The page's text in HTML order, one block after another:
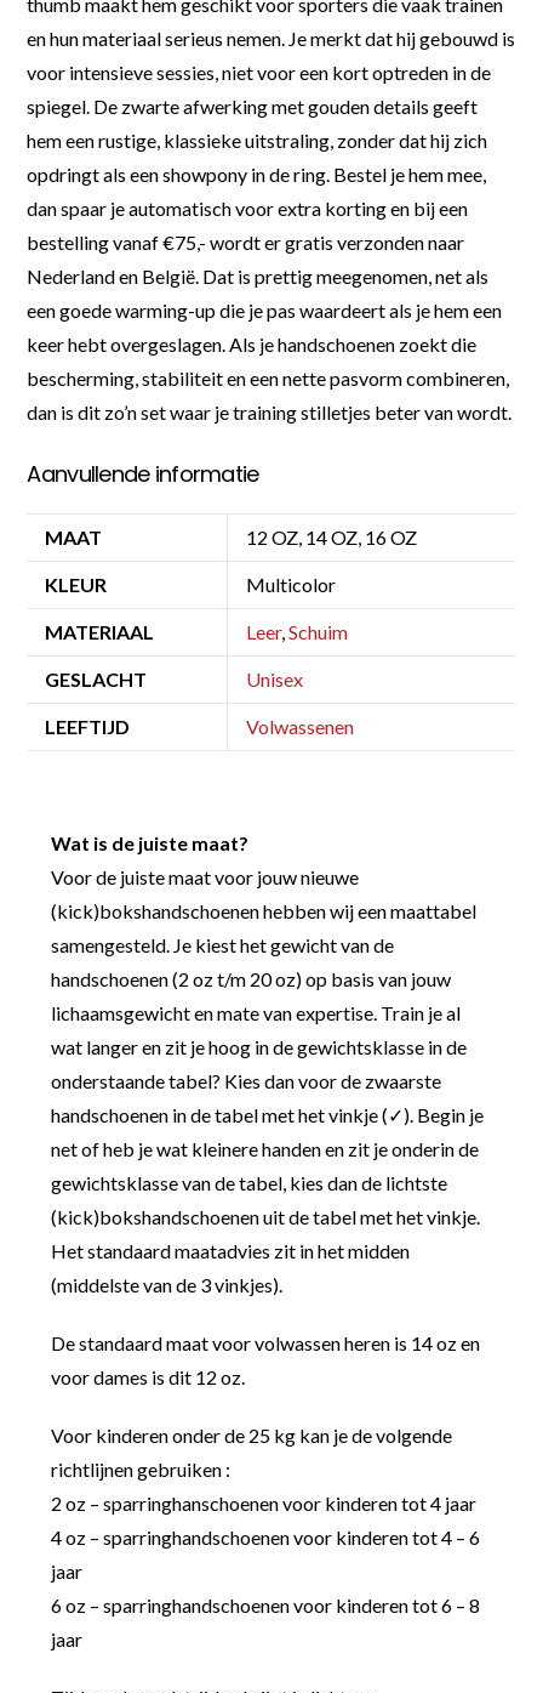
en hun materiaal serieus nemen. Je merkt dat hij gebouwd is
voor intensieve sessies, niet voor een kort optreden in de
spiegel. De zwarte afwerking met gouden details geeft
hem een rustige, klassieke uitstraling, zonder dat hij zich
opdringt als een showpony in de ring. Bestel je hem mee,
dan spaar je automatisch voor extra korting en bij een
bestelling vanaf €75,- wordt er gratis verzonden naar
Nederland en België. Dat is prettig meegenomen, net als
een goede warming-up die je pas waardeert als je hem een
keer hebt overgeslagen. Als je handschoenen zoekt die
bescherming, stabiliteit en een nette pasvorm combineren,
dan is dit zo’n set waar je training stilletjes beter van wordt.
Aanvullende informatie
MAAT 12 OZ, 14 OZ, 16 OZ
KLEUR Multicolor
MATERIAAL Leer,Schuim
GESLACHT Unisex
LEEFTIJD Volwassenen
Wat is de juiste maat?
Voor de juiste maat voor jouw nieuwe
(kick)bokshandschoenen hebben wij een maattabel
samengesteld. Je kiest het gewicht van de
handschoenen (2 oz t/m 20 oz) op basis van jouw
lichaamsgewicht en mate van expertise. Train je al
wat langer en zit je hoog in de gewichtsklasse in de
onderstaande tabel? Kies dan voor de zwaarste
handschoenen in de tabel met het vinkje (✓). Begin je
net of heb je wat kleinere handen en zit je onderin de
gewichtsklasse van de tabel, kies dan de lichtste
(kick)bokshandschoenen uit de tabel met het vinkje.
Het standaard maatadvies zit in het midden
(middelste van de 3 vinkjes).
De standaard maat voor volwassen heren is 14 oz en
voor dames is dit 12 oz.
Voor kinderen onder de 25 kg kan je de volgende
richtlijnen gebruiken :
2 oz – sparringhanschoenen voor kinderen tot 4 jaar
4 oz – sparringhandschoenen voor kinderen tot 4 – 6
jaar
6 oz – sparringhandschoenen voor kinderen tot 6 – 8
jaar